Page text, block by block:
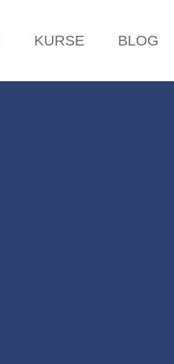
KURSE BLOG